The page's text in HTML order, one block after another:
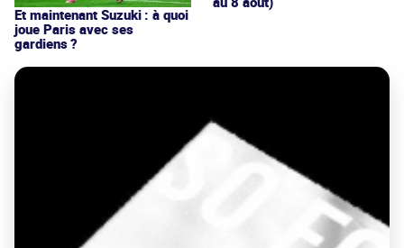
Et maintenant Suzuki : à quoi
joue Paris avec ses
gardiens ?